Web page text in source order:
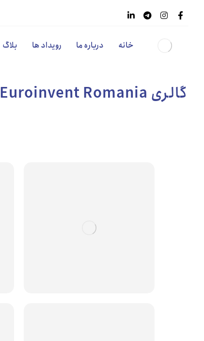
خانه درباره ما رویداد ها بلاگ
گالری Euroinvent Romania